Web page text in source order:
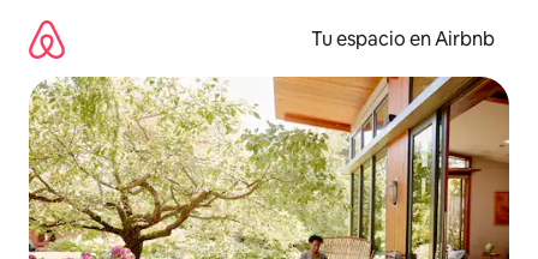
contenido
Tu espacio en Airbnb